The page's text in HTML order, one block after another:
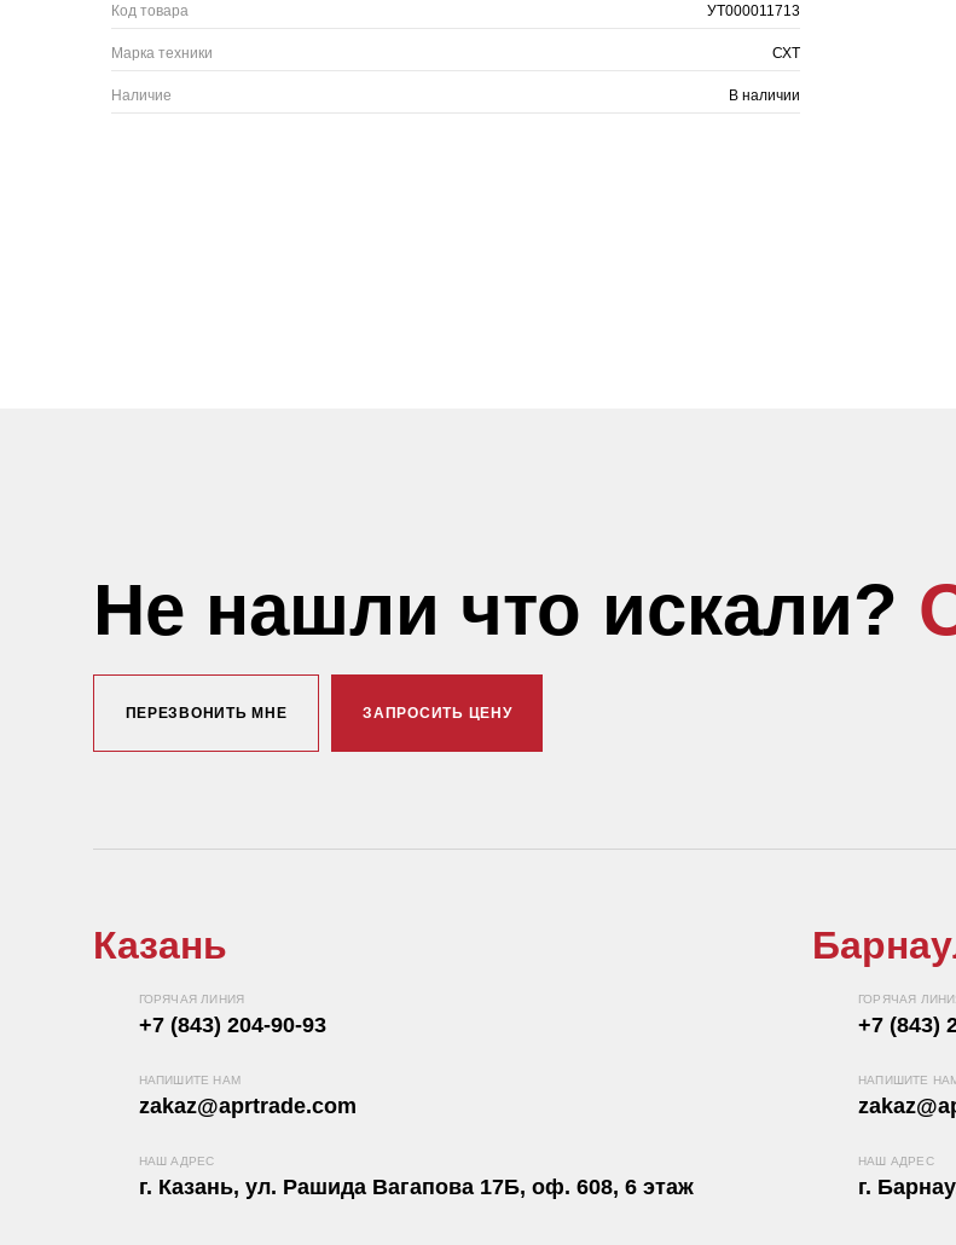
Код товара УТ000011713
Марка техники СХТ
Наличие В наличии
Не нашли что искали?
ПЕРЕЗВОНИТЬ МНЕ ЗАПРОСИТЬ ЦЕНУ
Казань
ГОРЯЧАЯ ЛИНИЯ
+7 (843) 204-90-93
НАПИШИТЕ НАМ
zakaz@aprtrade.com
НАШ АДРЕС
г. Казань, ул. Рашида Вагапова 17Б, оф. 608, 6 этаж
ГОРЯЧАЯ
+7 (843)
НАПИШИТЕ
НАШ АДРЕС
г.